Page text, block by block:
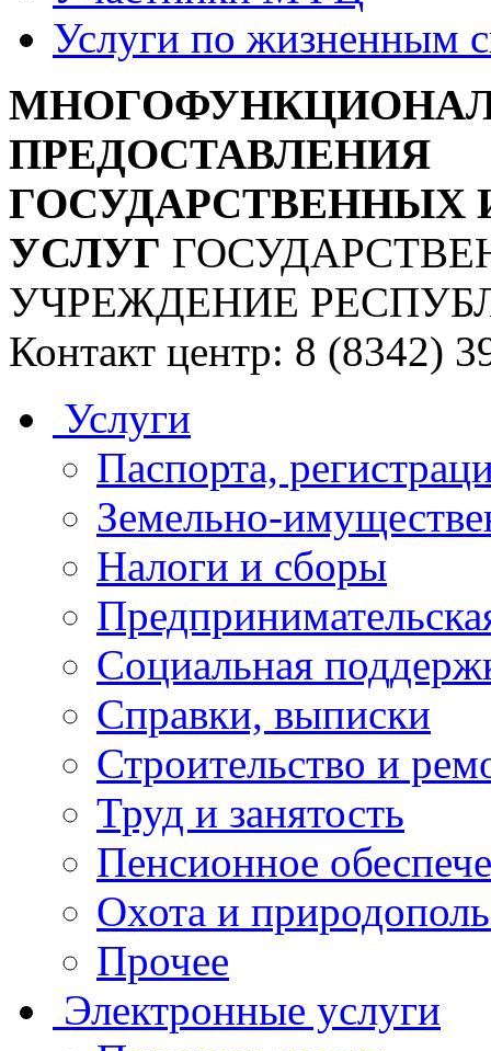
Услуги по жизненным
ПРЕДОСТАВЛЕНИЯ
УСЛУГ
УЧРЕЖДЕНИЕ
Контакт центр: 8 (8342)
Услуги
Паспорта,
Земельно-
Налоги и сборы
Социальная
Справки, выписки
Строительство и
Труд и занятость
Пенсионное
Охота и
Прочее
Электронные услуги